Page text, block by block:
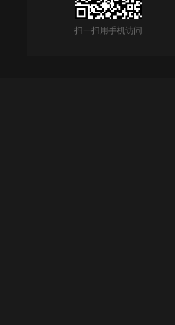
扫一扫用手机访问